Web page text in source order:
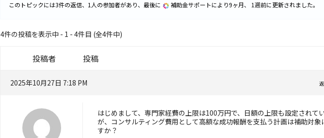
このトピックには3件の返信、1人の参加者があり、最後に 補助金サポートにより9ヶ月、 1週前に更新されました。
4件の投稿を表示中 - 1 - 4件目 (全4件中)
投稿者 投稿
2025年10月27日 7:18 PM
はじめまして、専門家経費の上限は100万円で、日額の上限も設定されて
が、コンサルティング費用として高額な成功報酬を支払う計画は補助対象
すか？